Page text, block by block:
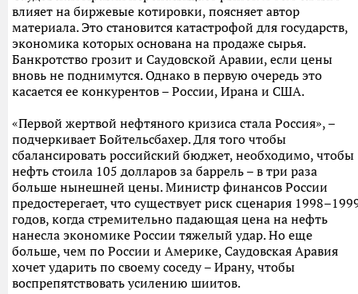
влияет на биржевые котировки, поясняет автор
материала. Это становится катастрофой для государств,
экономика которых основана на продаже сырья.
Банкротство грозит и Саудовской Аравии, если цены
вновь не поднимутся. Однако в первую очередь это
касается ее конкурентов – России, Ирана и США.
«Первой жертвой нефтяного кризиса стала Россия», –
подчеркивает Бойтельсбахер. Для того чтобы
сбалансировать российский бюджет, необходимо, чтобы
нефть стоила 105 долларов за баррель – в три раза
больше нынешней цены. Министр финансов России
предостерегает, что существует риск сценария
годов, когда стремительно падающая цена на нефть
нанесла экономике России тяжелый удар. Но еще
больше, чем по России и Америке, Саудовская Аравия
хочет ударить по своему соседу – Ирану, чтобы
воспрепятствовать усилению шиитов.